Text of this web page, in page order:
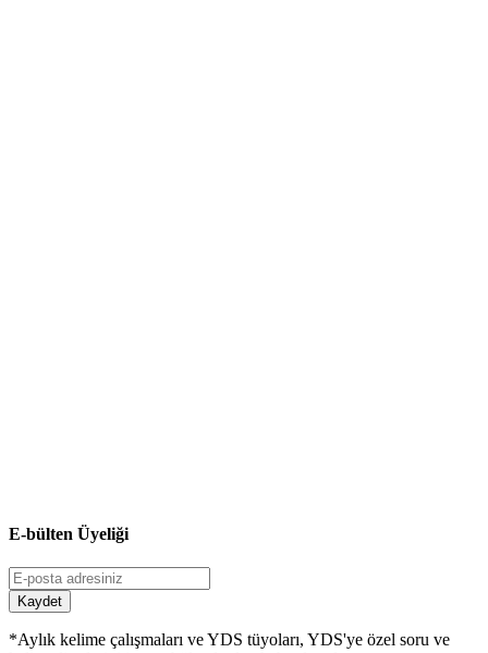
E-bülten Üyeliği
Kaydet
*Aylık kelime çalışmaları ve YDS tüyoları, YDS'ye özel soru ve